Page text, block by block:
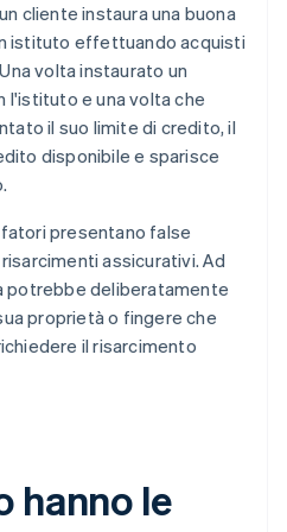
un cliente instaura una buona
istituto effettuando acquisti
volta instaurato un
l'istituto e una volta che
il suo limite di credito, il
disponibile e sparisce
presentano false
assicurativi. Ad
potrebbe deliberatamente
proprietà o fingere che
il risarcimento
hanno le